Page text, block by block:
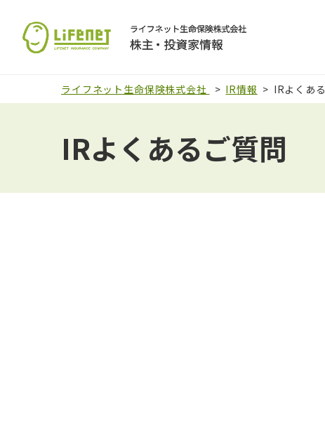
ライフネット生命保険株式会社 IR情報 IRよくあ
IRよくあるご質問